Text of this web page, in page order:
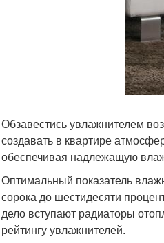
Обзавестись увлажнителем
создавать в квартире
обеспечивая надлежащую
Оптимальный показатель
сорока до шестидесяти
дело вступают радиаторы
рейтингу увлажнителей.